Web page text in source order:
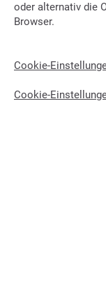
oder alternativ die
Browser.
Cookie-
Cookie-